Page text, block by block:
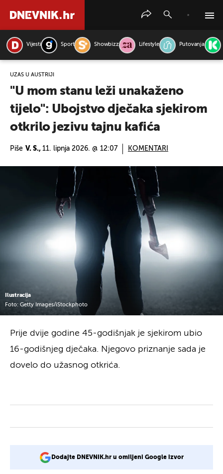
Vijesti Sport Showbizz Lifestyle Putovanja
UŽAS U AUSTRIJI
"U mom stanu leži unakaženo
tijelo": Ubojstvo dječaka sjekirom
otkrilo jezivu tajnu kafića
Piše V. S., 11. lipnja 2026. @ 12:07 KOMENTARI
Ilustracija
Foto: Getty Images/iStockphoto
Prije dvije godine 45-godišnjak je sjekirom ubio
16-godišnjeg dječaka. Njegovo priznanje sada je
dovelo do užasnog otkrića.
Dodajte DNEVNIK.hr u omiljeni Google izvor
PRETRAŽITE VIJESTI